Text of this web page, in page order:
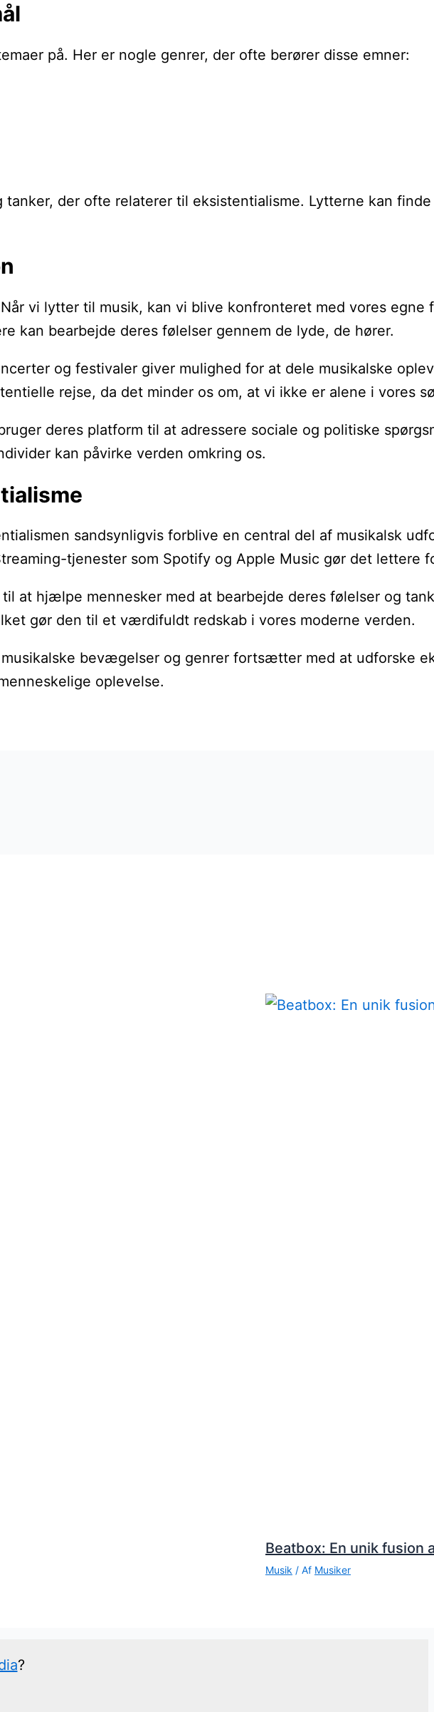
på. Her er nogle genrer, der ofte berører disse emner:
der ofte relaterer til eksistentialisme. Lytterne kan
vi lytter til musik, kan vi blive konfronteret med vores
kan bearbejde deres følelser gennem de lyde, de hører.
og festivaler giver mulighed for at dele musikalske
rejse, da det minder os om, at vi ikke er alene i vores
deres platform til at adressere sociale og politiske
kan påvirke verden omkring os.
sandsynligvis forblive en central del af musikalsk
tjenester som Spotify og Apple Music gør det lettere
at hjælpe mennesker med at bearbejde deres følelser og
gør den til et værdifuldt redskab i vores moderne verden.
bevægelser og genrer fortsætter med at udforske
oplevelse.
Beatbox: En unik fusion
Musik / Af Musiker
?